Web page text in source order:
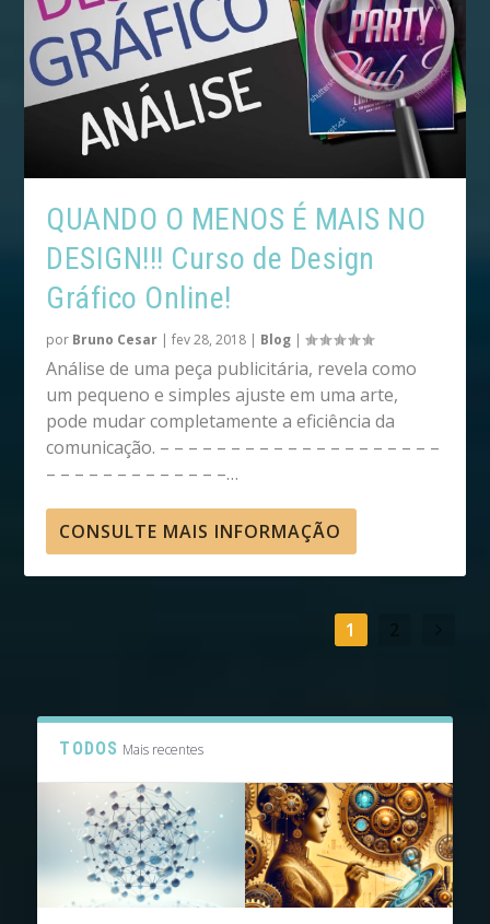
QUANDO O MENOS É MAIS NO
DESIGN!!! Curso de Design
Gráfico Online!
por Bruno Cesar |fev 28, 2018 | Blog |
Análise de uma peça publicitária, revela como
um pequeno e simples ajuste em uma arte,
pode mudar completamente a eficiência da
comunicação. – – – – – – – – – – – – – – – – – – – –
– – – – – – – – – – – – –…
CONSULTE MAIS INFORMAÇÃO
1
TODOS Mais recentes